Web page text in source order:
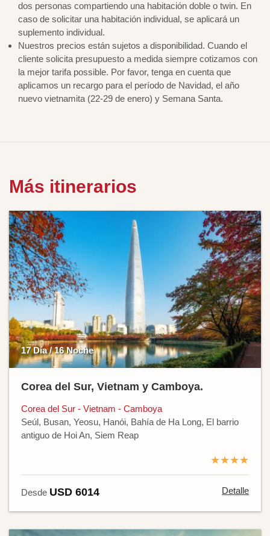
dos personas compartiendo una habitación doble o twin. En
caso de solicitar una habitación individual, se aplicará un
suplemento individual.
Nuestros precios están sujetos a disponibilidad. Cuando el
cliente solicita presupuesto a medida siempre cotizamos con
la mejor tarifa possible. Por favor, tenga en cuenta que
aplicamos un recargo para el período de Navidad, el año
nuevo vietnamita (22-29 de enero) y Semana Santa.
Más itinerarios
17 Día / 16 Noche
Corea del Sur, Vietnam y Camboya.
Corea del Sur - Vietnam - Camboya
Seúl, Busan, Yeosu, Hanói, Bahía de Ha Long, El barrio
antiguo de Hoi An, Siem Reap
★★★★
Desde USD 6014 Detalle